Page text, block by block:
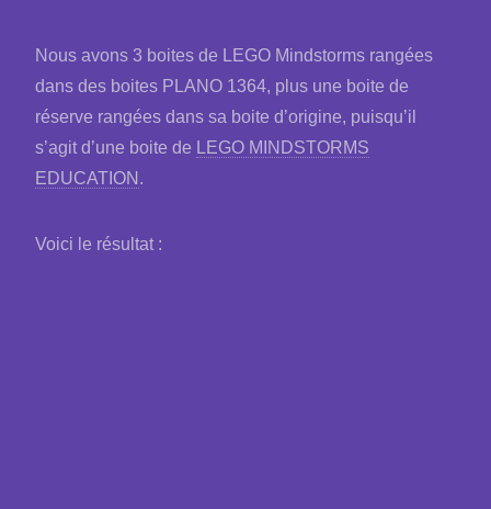
Nous avons 3 boites de LEGO Mindstorms rangées
dans des boites PLANO 1364, plus une boite de
réserve rangées dans sa boite d’origine, puisqu’il
s’agit d’une boite de LEGO MINDSTORMS
EDUCATION .
Voici le résultat :